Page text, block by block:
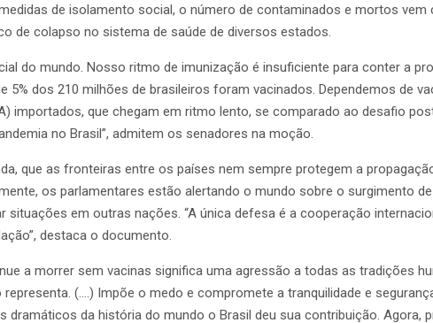
de isolamento social, o número de contaminados e mortos vem
de colapso no sistema de saúde de diversos estados.
do mundo. Nosso ritmo de imunização é insuficiente para conter a
5% dos 210 milhões de brasileiros foram vacinados. Dependemos de
importados, que chegam em ritmo lento, se comparado ao desafio
no Brasil”, admitem os senadores na moção.
que as fronteiras entre os países nem sempre protegem a
os parlamentares estão alertando o mundo sobre o surgimento
situações em outras nações. “A única defesa é a cooperação
destaca o documento.
a morrer sem vacinas significa uma agressão a todas as tradições
(….) Impõe o medo e compromete a tranquilidade e
dramáticos da história do mundo o Brasil deu sua contribuição. Agora,